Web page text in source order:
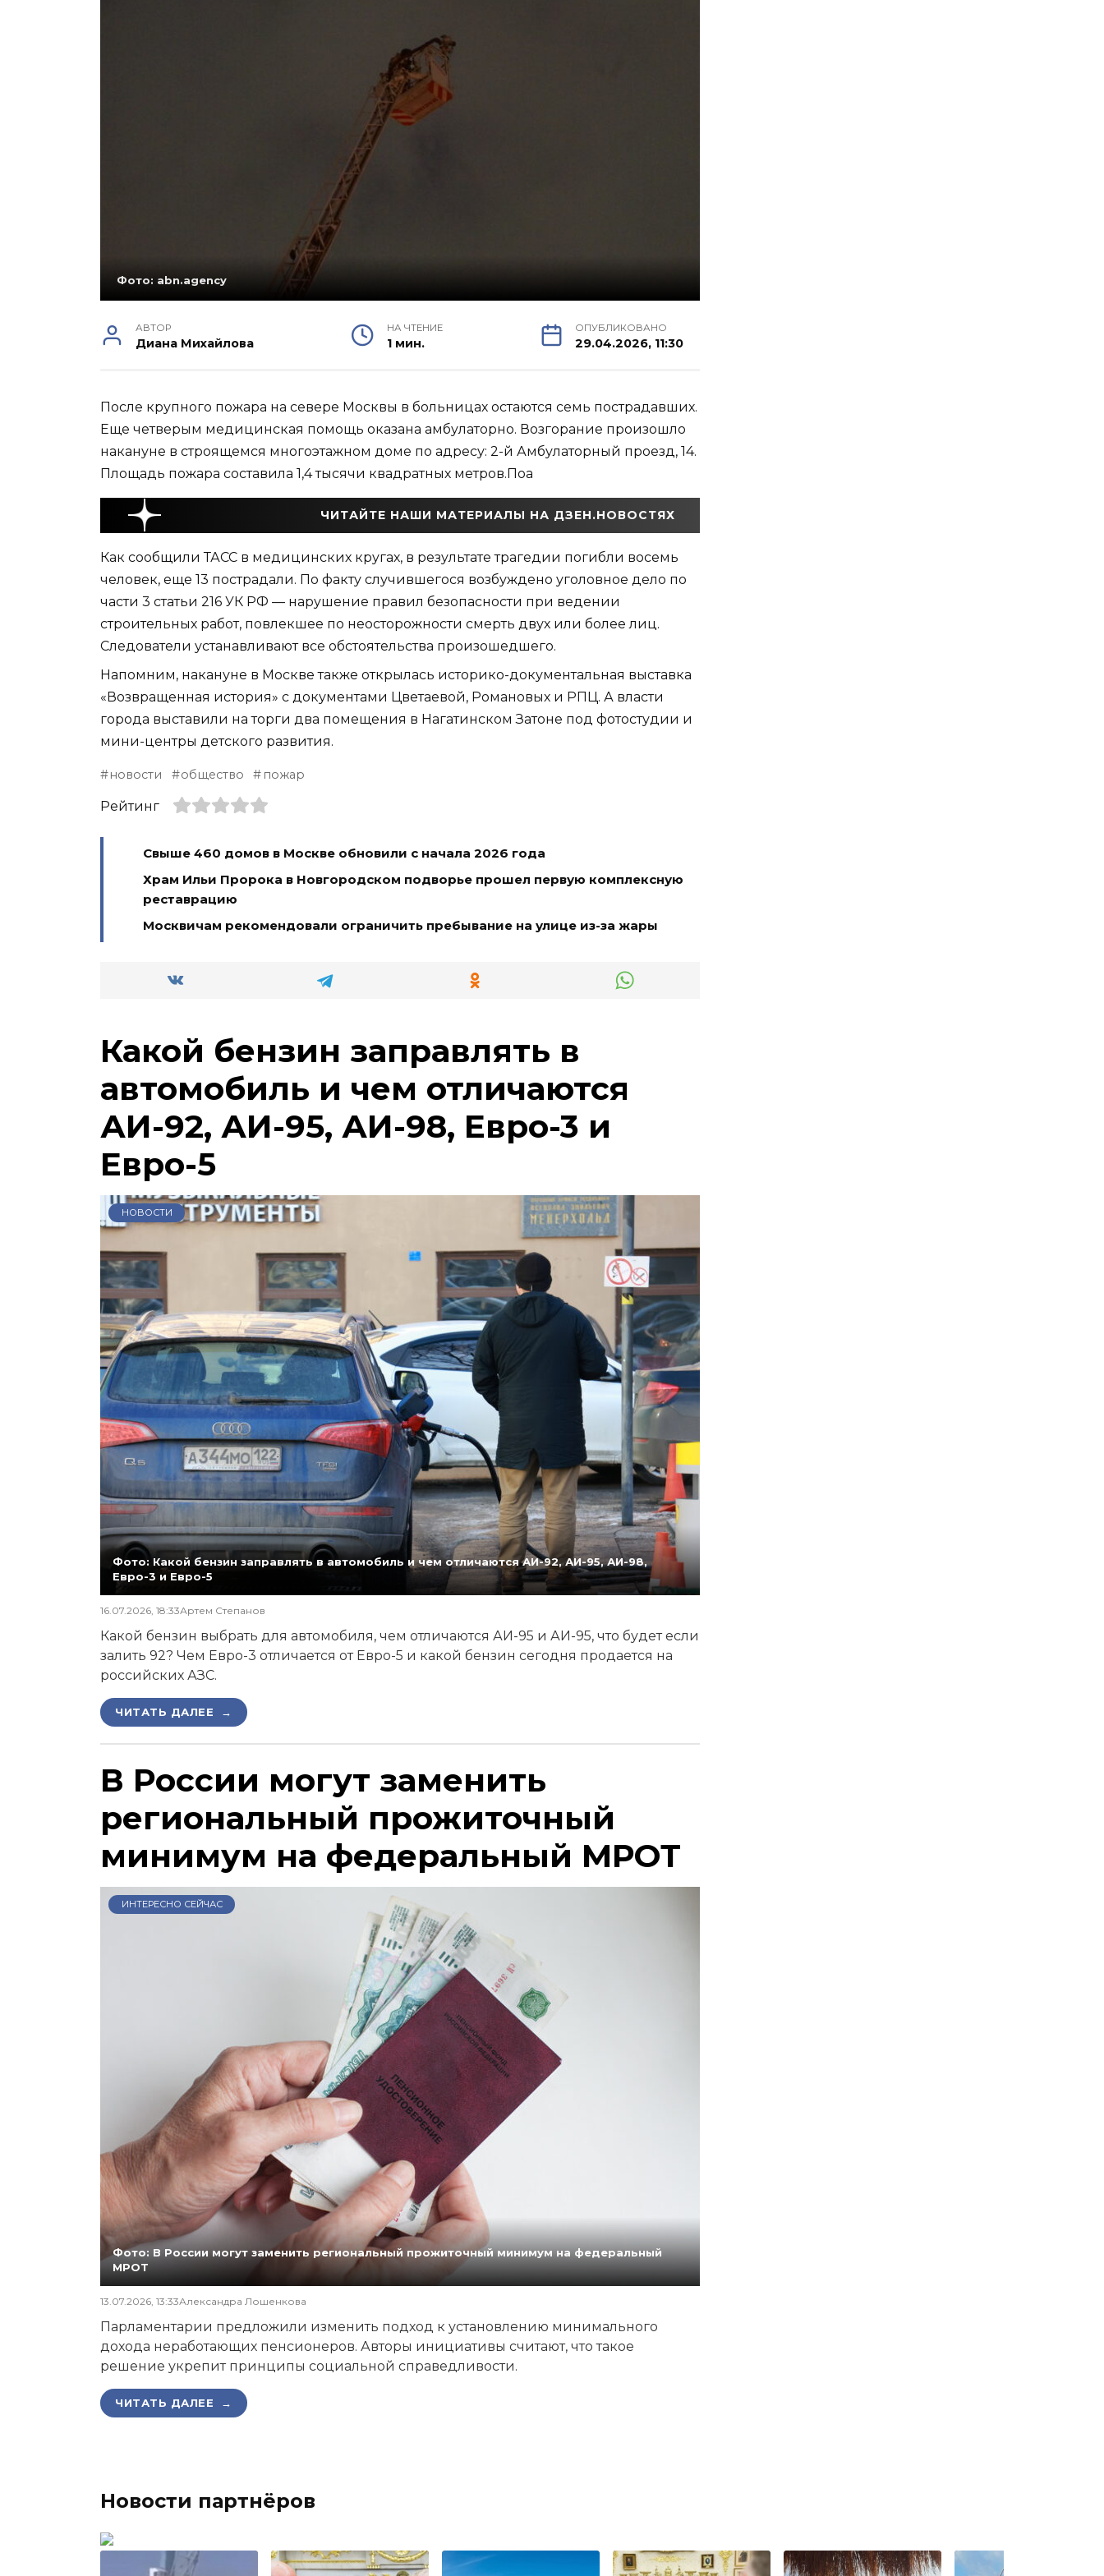
Фото: abn.agency
АВТОР
Диана Михайлова
НА ЧТЕНИЕ
1 мин.
ОПУБЛИКОВАНО
29.04.2026, 11:30
После крупного пожара на северe Москвы в больницах остаются семь пострадавших.
Еще четверым медицинская помощь оказана амбулаторно. Возгорание произошло
накануне в строящемся многоэтажном доме по адресу: 2-й Амбулаторный проезд, 14.
Площадь пожара составила 1,4 тысячи квадратных метров.Поа
ЧИТАЙТЕ НАШИ МАТЕРИАЛЫ НА ДЗЕН.НОВОСТЯХ
Как сообщили ТАСС в медицинских кругах, в результате трагедии погибли восемь
человек, еще 13 пострадали. По факту случившегося возбуждено уголовное дело по
части 3 статьи 216 УК РФ — нарушение правил безопасности при ведении
строительных работ, повлекшее по неосторожности смерть двух или более лиц.
Следователи устанавливают все обстоятельства произошедшего.
Напомним, накануне в Москве также открылась историко-документальная выставка
«Возвращенная история» с документами Цветаевой, Романовых и РПЦ. А власти
города выставили на торги два помещения в Нагатинском Затоне под фотостудии и
мини-центры детского развития.
новости общество пожар
Рейтинг
Свыше 460 домов в Москве обновили с начала 2026 года
Храм Ильи Пророка в Новгородском подворье прошел первую комплексную
реставрацию
Москвичам рекомендовали ограничить пребывание на улице из-за жары
Какой бензин заправлять в
автомобиль и чем отличаются
АИ-92, АИ-95, АИ-98, Евро-3 и
Евро-5
НОВОСТИ
Фото: Какой бензин заправлять в автомобиль и чем отличаются АИ-92, АИ-95, АИ-98,
Евро-3 и Евро-5
16.07.2026, 18:33Артем Степанов
Какой бензин выбрать для автомобиля, чем отличаются АИ-95 и АИ-95, что будет если
залить 92? Чем Евро-3 отличается от Евро-5 и какой бензин сегодня продается на
российских АЗС.
ЧИТАТЬ ДАЛЕЕ →
В России могут заменить
региональный прожиточный
минимум на федеральный МРОТ
ИНТЕРЕСНО СЕЙЧАС
Фото: В России могут заменить региональный прожиточный минимум на федеральный
МРОТ
13.07.2026, 13:33Александра Лошенкова
Парламентарии предложили изменить подход к установлению минимального
дохода неработающих пенсионеров. Авторы инициативы считают, что такое
решение укрепит принципы социальной справедливости.
ЧИТАТЬ ДАЛЕЕ →
Новости партнёров